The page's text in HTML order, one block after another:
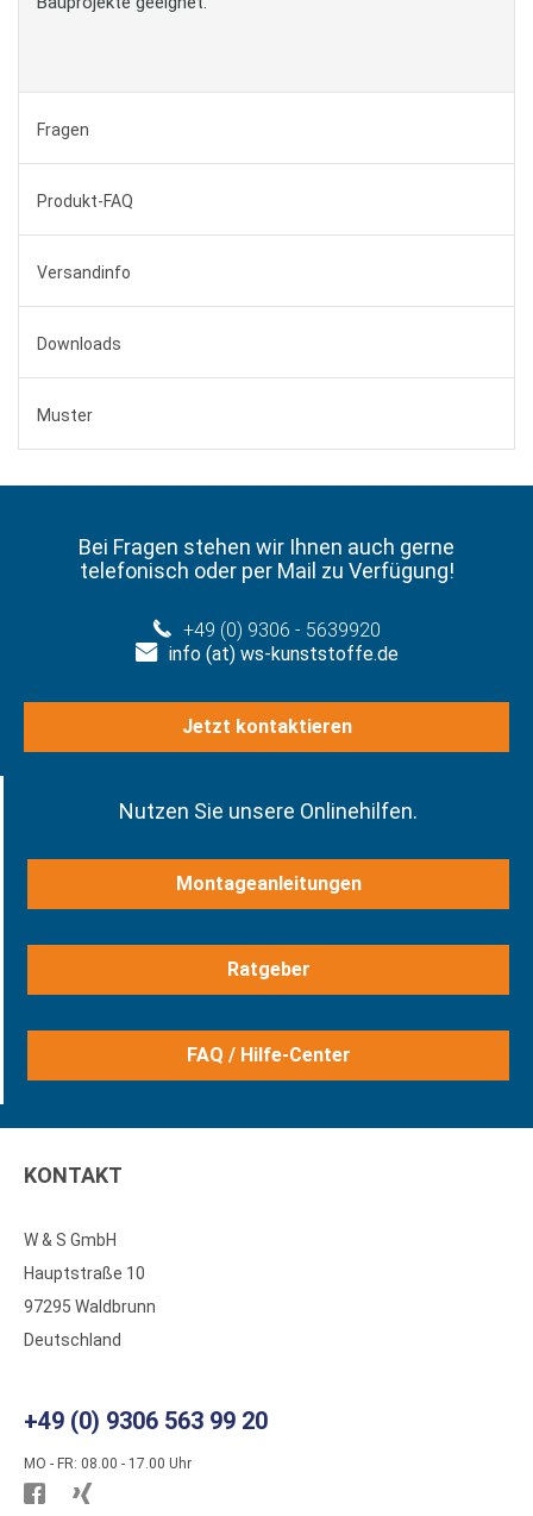
Fragen
Produkt-FAQ
Versandinfo
Downloads
Muster
Bei Fragen stehen wir Ihnen auch gerne
telefonisch oder per Mail zu Verfügung!
+49 (0) 9306 - 5639920
info (at) ws-kunststoffe.de
Jetzt kontaktieren
Nutzen Sie unsere Onlinehilfen.
Montageanleitungen
Ratgeber
FAQ / Hilfe-Center
KONTAKT
W & S GmbH
Hauptstraße 10
97295 Waldbrunn
Deutschland
+49 (0) 9306 563 99 20
MO - FR: 08.00 - 17.00 Uhr
Besuchen